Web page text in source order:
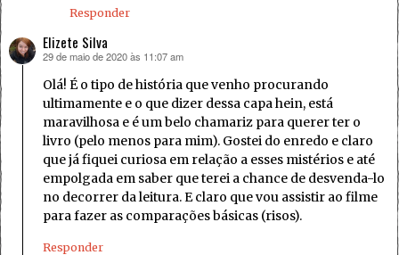
Responder
Elizete Silva
disse:
29 de maio de 2020 às 11:07 am
Olá! É o tipo de história que venho procurando
ultimamente e o que dizer dessa capa hein, está
maravilhosa e é um belo chamariz para querer ter o
livro (pelo menos para mim). Gostei do enredo e claro
que já fiquei curiosa em relação a esses mistérios e até
empolgada em saber que terei a chance de desvenda-lo
no decorrer da leitura. E claro que vou assistir ao filme
para fazer as comparações básicas (risos).
Responder